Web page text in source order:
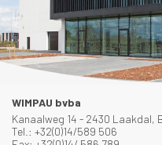
WIMPAU bvba
Kanaalweg 14 - 2430 Laakdal,
Tel.: +32(0)14/589 506